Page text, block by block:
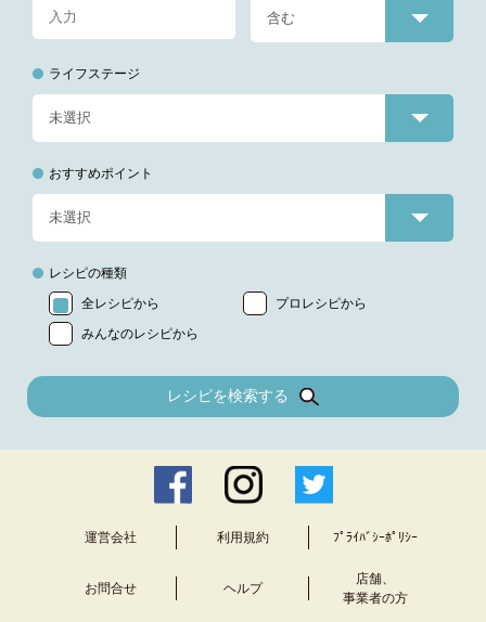
ライフステージ
おすすめポイント
レシピの種類
全レシピから
プロレシピから
みんなのレシピから
レシピを検索する
運営会社 利用規約 ﾌﾟﾗｲﾊﾞｼｰﾎﾟﾘｼｰ
お問合せ ヘルプ
店舗、
事業者の方